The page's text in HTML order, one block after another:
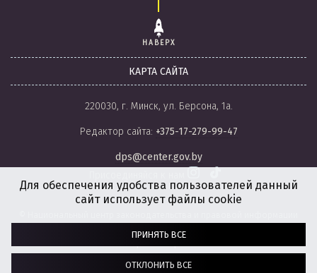
НАВЕРХ
КАРТА САЙТА
220030, г. Минск, ул. Берсона, 1а.
Редактор сайта: +375-17-279-99-47
dps@center.gov.by
Республики Беларусь, 2008-2026.
Для обеспечения удобства пользователей данный
сайт использует файлы cookie
ПРИНЯТЬ ВСЕ
ОТКЛОНИТЬ ВСЕ